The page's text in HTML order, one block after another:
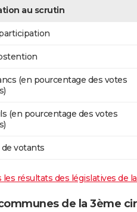
au scrutin
(en pourcentage des votes
(en pourcentage des votes
votants
les résultats des législatives de
de la 3ème